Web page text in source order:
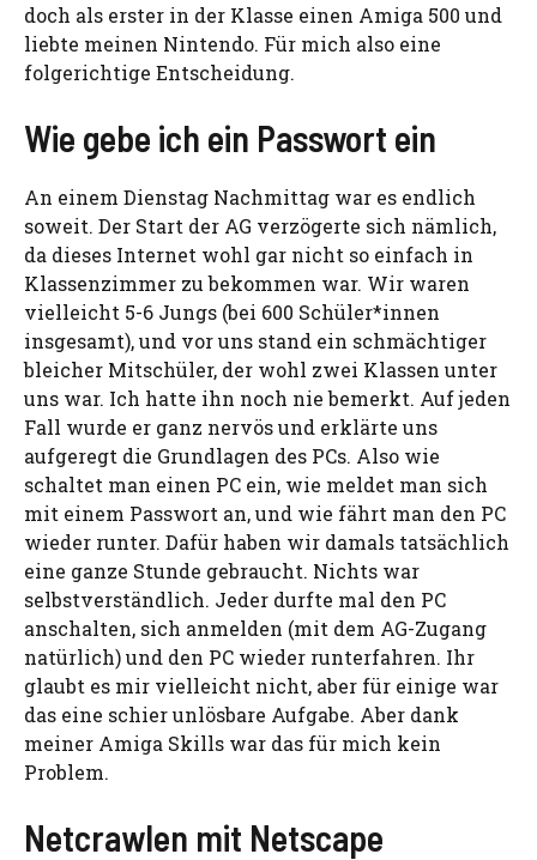
doch als erster in der Klasse einen Amiga 500 und
liebte meinen Nintendo. Für mich also eine
folgerichtige Entscheidung.
Wie gebe ich ein Passwort ein
An einem Dienstag Nachmittag war es endlich
soweit. Der Start der AG verzögerte sich nämlich,
da dieses Internet wohl gar nicht so einfach in
Klassenzimmer zu bekommen war. Wir waren
vielleicht 5-6 Jungs (bei 600 Schüler*innen
insgesamt), und vor uns stand ein schmächtiger
bleicher Mitschüler, der wohl zwei Klassen unter
uns war. Ich hatte ihn noch nie bemerkt. Auf jeden
Fall wurde er ganz nervös und erklärte uns
aufgeregt die Grundlagen des PCs. Also wie
schaltet man einen PC ein, wie meldet man sich
mit einem Passwort an, und wie fährt man den PC
wieder runter. Dafür haben wir damals tatsächlich
eine ganze Stunde gebraucht. Nichts war
selbstverständlich. Jeder durfte mal den PC
anschalten, sich anmelden (mit dem AG-Zugang
natürlich) und den PC wieder runterfahren. Ihr
glaubt es mir vielleicht nicht, aber für einige war
das eine schier unlösbare Aufgabe. Aber dank
meiner Amiga Skills war das für mich kein
Problem.
Netcrawlen mit Netscape